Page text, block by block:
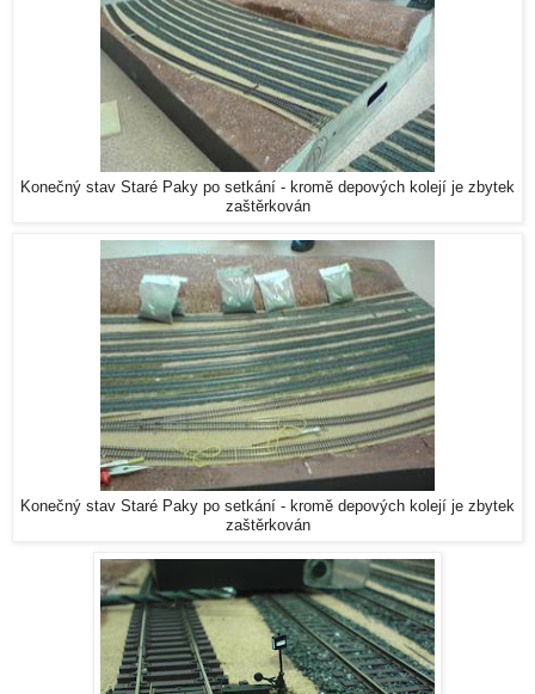
Konečný stav Staré Paky po setkání - kromě depových kolejí je zbytek
zaštěrkován
Konečný stav Staré Paky po setkání - kromě depových kolejí je zbytek
zaštěrkován